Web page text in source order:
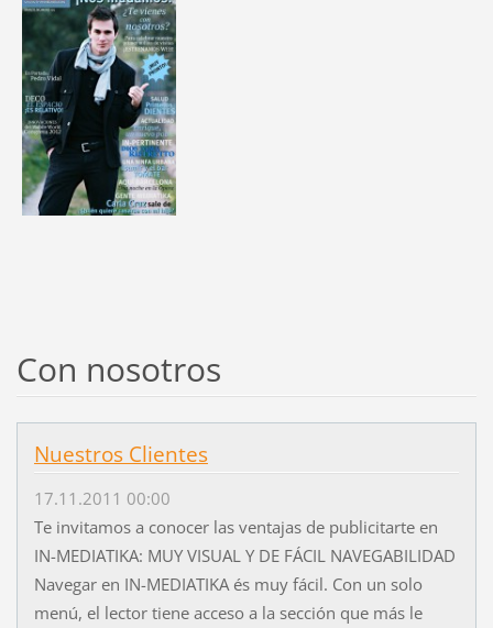
Con nosotros
Nuestros Clientes
17.11.2011 00:00
Te invitamos a conocer las ventajas de publicitarte en
IN-MEDIATIKA: MUY VISUAL Y DE FÁCIL NAVEGABILIDAD
Navegar en IN-MEDIATIKA és muy fácil. Con un solo
menú, el lector tiene acceso a la sección que más le